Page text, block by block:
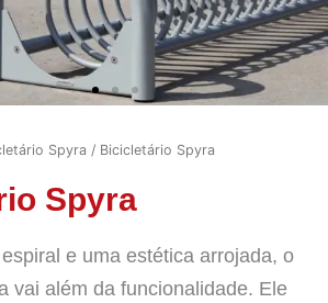
Spyra / Bicicletário Spyra
Spyra
e uma estética arrojada, o
vai além da funcionalidade. Ele